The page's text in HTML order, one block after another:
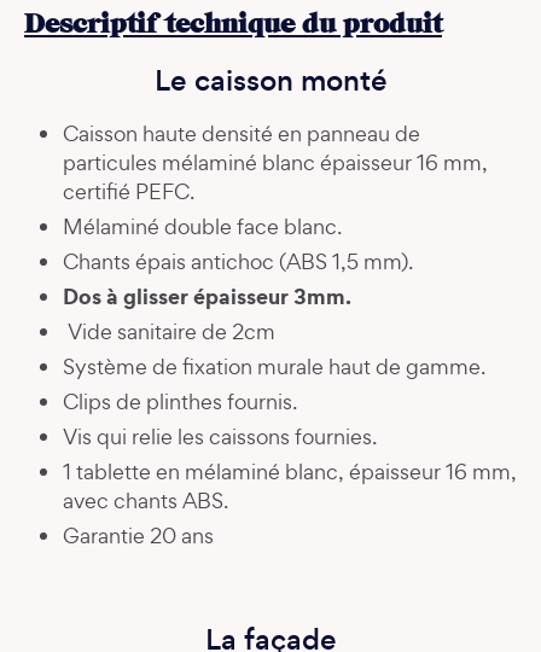
Descriptif technique du produit
Le caisson monté
Caisson haute densité en panneau de
particules mélaminé blanc épaisseur 16 mm,
certifié PEFC.
Mélaminé double face blanc.
Chants épais antichoc (ABS 1,5 mm).
Dos à glisser épaisseur 3mm.
Vide sanitaire de 2cm
Système de fixation murale haut de gamme.
Clips de plinthes fournis.
Vis qui relie les caissons fournies.
1 tablette en mélaminé blanc, épaisseur 16 mm,
avec chants ABS.
Garantie 20 ans
La façade